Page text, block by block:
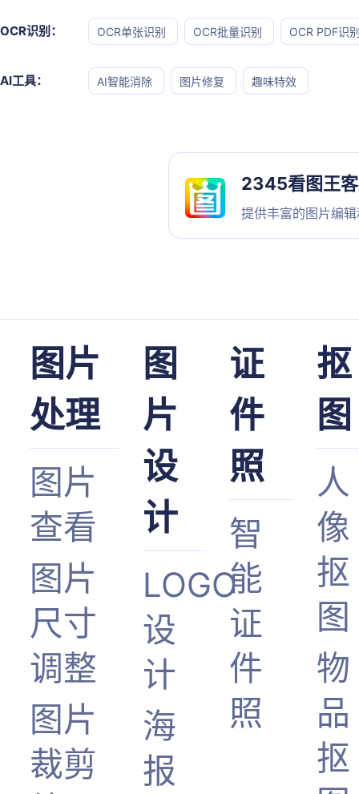
OCR识别： OCR单张识别 OCR批量识别 OCR PDF识
AI工具： AI智能消除 图片修复 趣味特效
2345看图王
提供丰富的图片编
图片
处理
图片
查看
图片
尺寸
调整
图片
裁剪
图
片
设
计
LOGO
设
计
海
报
证
件
照
智
能
证
件
照
抠
图
人
像
抠
图
物
品
抠